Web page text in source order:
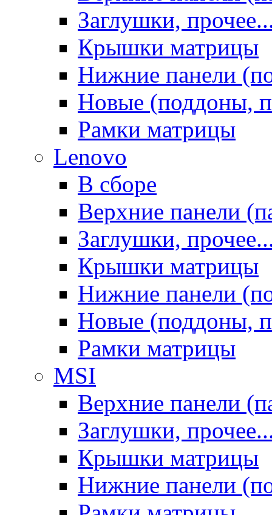
Заглушки,
Крышки матрицы
Нижние панели
Новые (поддоны,
Рамки матрицы
Lenovo
В сборе
Верхние панели
Заглушки,
Крышки матрицы
Нижние панели
Новые (поддоны,
Рамки матрицы
MSI
Верхние панели
Заглушки,
Крышки матрицы
Нижние панели